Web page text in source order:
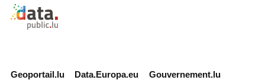
Retour à l'accueil de data.public.lu
Geoportail.lu Data.Europa.eu Gouvernement.lu